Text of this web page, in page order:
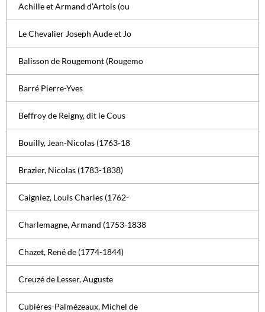
Achille et Armand d’Artois (ou
Le Chevalier Joseph Aude et Jo
Balisson de Rougemont (Rougemo
Barré Pierre-Yves
Beffroy de Reigny, dit le Cous
Bouilly, Jean-Nicolas (1763-18
Brazier, Nicolas (1783-1838)
Caigniez, Louis Charles (1762-
Charlemagne, Armand (1753-1838
Chazet, René de (1774-1844)
Creuzé de Lesser, Auguste
Cubières-Palmézeaux, Michel de